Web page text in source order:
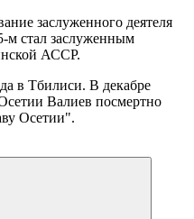
заслуженного деятеля
м стал заслуженным
АССР.
в Тбилиси. В декабре
Валиев посмертно
Осетии".